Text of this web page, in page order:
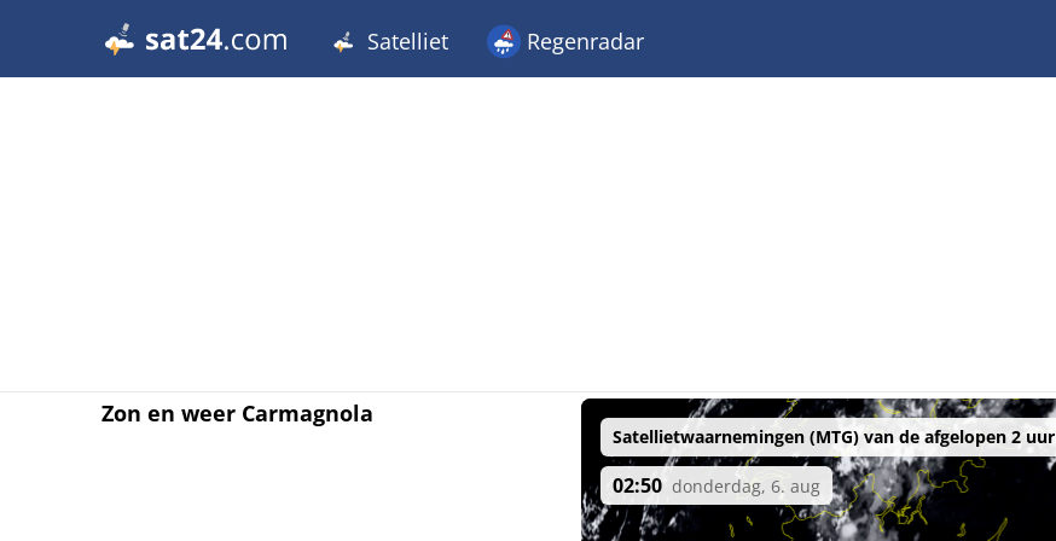
Satelliet Regenradar
Zon en weer Carmagnola
Satellietwaarnemingen (MTG) van de afgelopen 2 uur
02:50 donderdag, 6. aug